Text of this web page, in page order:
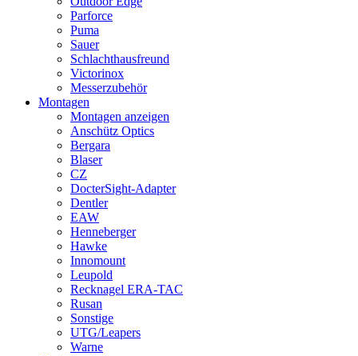
Parforce
Puma
Sauer
Schlachthausfreund
Victorinox
Messerzubehör
Montagen
Montagen anzeigen
Anschütz Optics
Bergara
Blaser
CZ
DocterSight-Adapter
Dentler
EAW
Henneberger
Hawke
Innomount
Leupold
Recknagel ERA-TAC
Rusan
Sonstige
UTG/Leapers
Warne